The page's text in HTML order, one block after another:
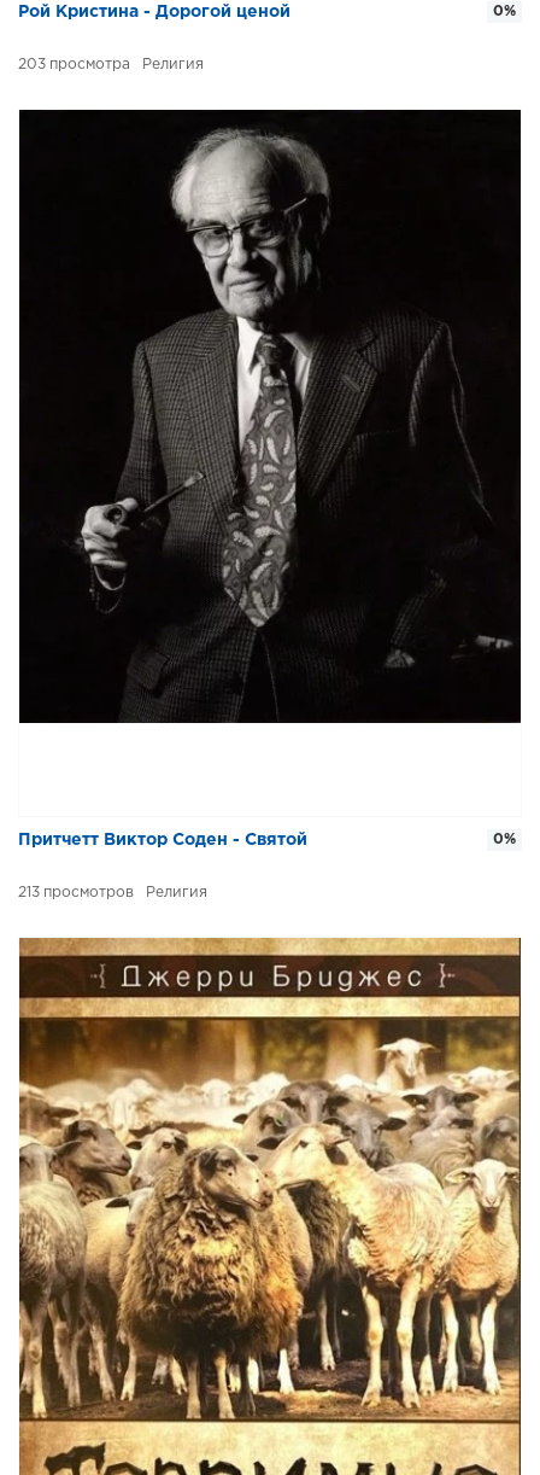
Рой Кристина - Дорогой ценой
203 Религия
0%
Притчетт Виктор Соден - Святой
213 Религия
0%